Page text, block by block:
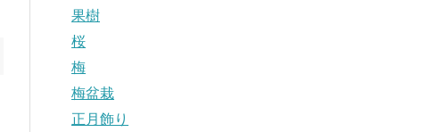
果樹
桜
梅
梅盆栽
正月飾り